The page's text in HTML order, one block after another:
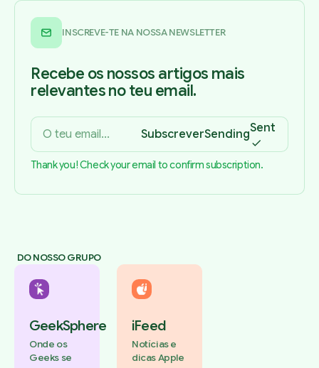
INSCREVE-TE NA NOSSA NEWSLETTER
Recebe os nossos artigos mais
relevantes no teu email.
SubscreverSendingSent
Thank you! Check your email to confirm subscription.
DO NOSSO GRUPO
GeekSphere
Onde os
Geeks se
iFeed
Notícias e
dicas Apple